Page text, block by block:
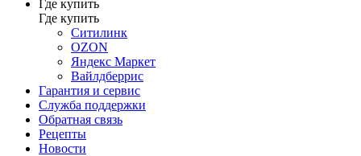
Где купить
Где купить
Ситилинк
OZON
Яндекс Маркет
Вайлдберрис
Гарантия и сервис
Служба поддержки
Обратная связь
Рецепты
Новости